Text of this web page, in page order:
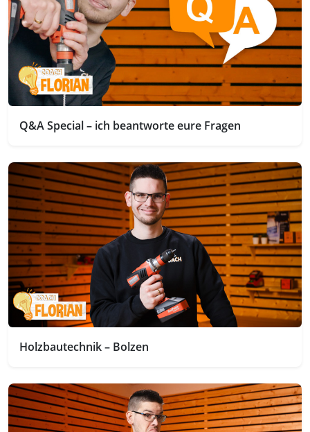
Q&A Special – ich beantworte eure Fragen
Holzbautechnik – Bolzen